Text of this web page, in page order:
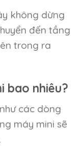
không dừng
đến tầng
trong ra
bao nhiêu?
các dòng
máy mini sẽ